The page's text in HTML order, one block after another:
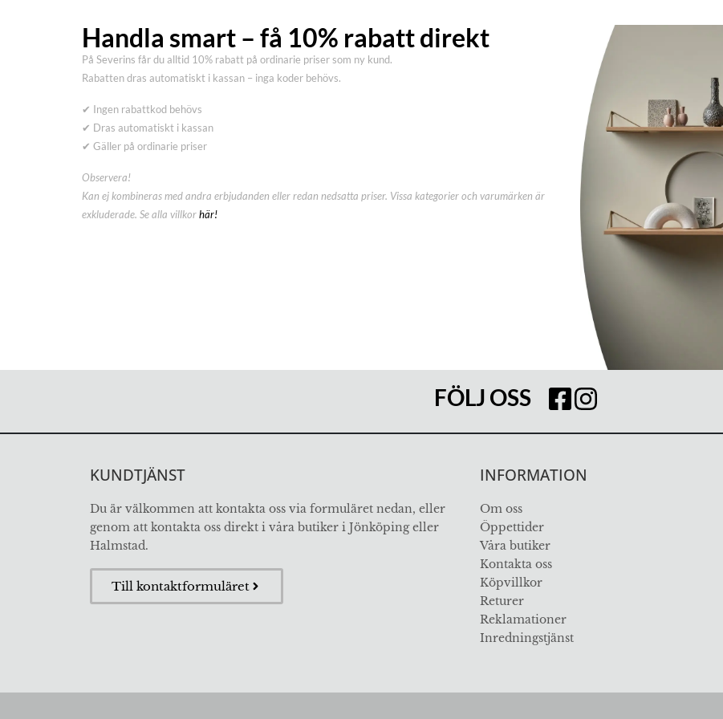
Handla smart – få 10% rabatt direkt
På Severins får du alltid 10% rabatt på ordinarie priser som ny kund.
Rabatten dras automatiskt i kassan – inga koder behövs.
✔ Ingen rabattkod behövs
✔ Dras automatiskt i kassan
✔ Gäller på ordinarie priser
Observera!
Kan ej kombineras med andra erbjudanden eller redan nedsatta priser. Vissa kategorier och varumärken är
exkluderade. Se alla villkorhär!
FÖLJ OSS
KUNDTJÄNST
Du är välkommen att kontakta oss via formuläret nedan, eller
genom att kontakta oss direkt i våra butiker i Jönköping eller
Halmstad.
Till kontaktformuläret
INFORMATION
Om oss
Öppettider
Våra butiker
Kontakta oss
Köpvillkor
Returer
Reklamationer
Inredningstjänst